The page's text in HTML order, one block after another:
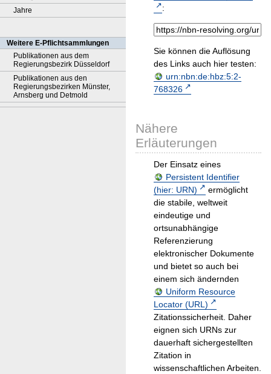
Jahre
Weitere E-Pflichtsammlungen
Publikationen aus dem
Regierungsbezirk Düsseldorf
Publikationen aus den
Regierungsbezirken Münster,
Arnsberg und Detmold
:
Sie können die Auflösung
des Links auch hier testen:
urn:nbn:de:hbz:5:2-
768326
Nähere
Erläuterungen
Der Einsatz eines
Persistent Identifier
(hier: URN)
ermöglicht
die stabile, weltweit
eindeutige und
ortsunabhängige
Referenzierung
elektronischer Dokumente
und bietet so auch bei
einem sich ändernden
Uniform Resource
Locator (URL)
Zitationssicherheit. Daher
eignen sich URNs zur
dauerhaft sichergestellten
Zitation in
wissenschaftlichen Arbeiten.